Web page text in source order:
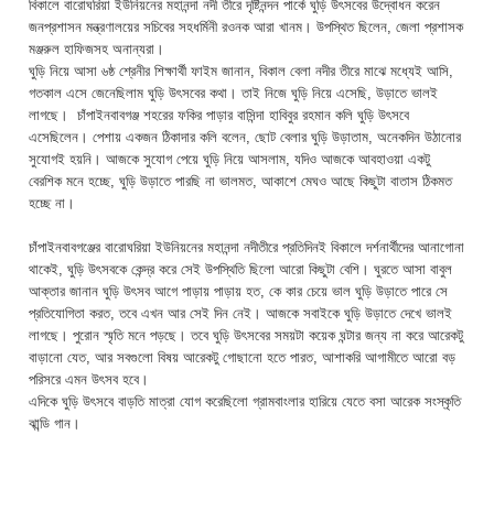
বিকালে বারোঘরিয়া ইউনিয়নের মহানন্দা নদী তীরে দৃষ্টিনন্দন পার্কে ঘুড়ি উৎসবের উদ্বোধন করেন
জনপ্রশাসন মন্ত্রণালয়ের সচিবের সহধর্মিনী রওনক আরা খানম। উপস্থিত ছিলেন, জেলা প্রশাসক
মঞ্জরুল হাফিজসহ অনান্যরা।
ঘুড়ি নিয়ে আসা ৬ষ্ঠ শ্রেনীর শিক্ষার্থী ফাইম জানান, বিকাল বেলা নদীর তীরে মাঝে মধ্যেই আসি,
গতকাল এসে জেনেছিলাম ঘুড়ি উৎসবের কথা। তাই নিজে ঘুড়ি নিয়ে এসেছি, উড়াতে ভালই
লাগছে। চাঁপাইনবাবগঞ্জ শহরের ফকির পাড়ার বাসিন্দা হাবিবুর রহমান কলি ঘুড়ি উৎসবে
এসেছিলেন। পেশায় একজন ঠিকাদার কলি বলেন, ছোট বেলার ঘুড়ি উড়াতাম, অনেকদিন উঠানোর
সুযোগই হয়নি। আজকে সুযোগ পেয়ে ঘুড়ি নিয়ে আসলাম, যদিও আজকে আবহাওয়া একটু
বেরশিক মনে হচ্ছে, ঘুড়ি উড়াতে পারছি না ভালমত, আকাশে মেঘও আছে কিছুটা বাতাস ঠিকমত
হচ্ছে না।
চাঁপাইনবাবগঞ্জের বারোঘরিয়া ইউনিয়নের মহানন্দা নদীতীরে প্রতিদিনই বিকালে দর্শনার্থীদের আনাগোনা
থাকেই, ঘুড়ি উৎসবকে কেন্দ্র করে সেই উপস্থিতি ছিলো আরো কিছুটা বেশি। ঘুরতে আসা বাবুল
আক্তার জানান ঘুড়ি উৎসব আগে পাড়ায় পাড়ায় হত, কে কার চেয়ে ভাল ঘুড়ি উড়াতে পারে সে
প্রতিযোগিতা করত, তবে এখন আর সেই দিন নেই। আজকে সবাইকে ঘুড়ি উড়াতে দেখে ভালই
লাগছে। পুরোন স্মৃতি মনে পড়ছে। তবে ঘুড়ি উৎসবের সময়টা কয়েক ঘন্টার জন্য না করে আরেকটু
বাড়ানো যেত, আর সবগুলো বিষয় আরেকটু গোছানো হতে পারত, আশাকরি আগামীতে আরো বড়
পরিসরে এমন উৎসব হবে।
এদিকে ঘুড়ি উৎসবে বাড়তি মাত্রা যোগ করেছিলো গ্রামবাংলার হারিয়ে যেতে বসা আরেক সংস্কৃতি
ঝান্ডি গান।